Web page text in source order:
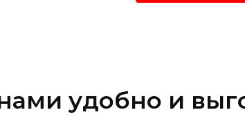
удобно и